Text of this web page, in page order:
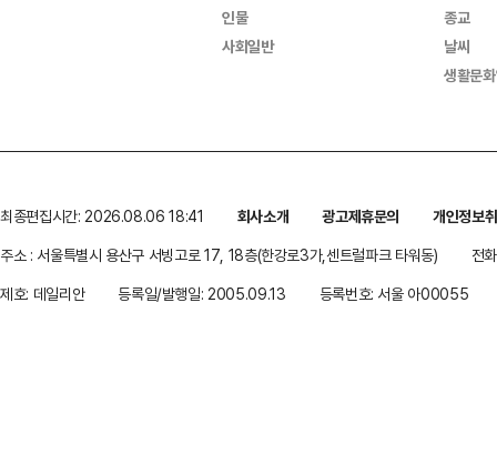
인물
사회일반
종교
날씨
생활문
최종편집시간: 2026.08.06 18:41 회사소개 광고제휴문의
개인정보
주소 : 서울특별시 용산구 서빙고로 17, 18층(한강로3가,센트럴파크 타워동)
전
제호: 데일리안
등록일/발행일: 2005.09.13 등록번호: 서울 아00055